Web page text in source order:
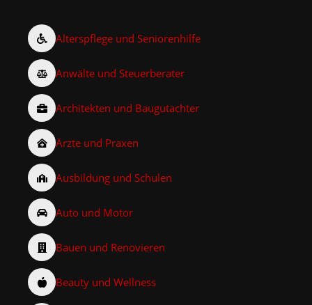
Alterspflege und Seniorenhilfe
Anwälte und Steuerberater
Architekten und Baugutachter
Ärzte und Praxen
Ausbildung und Schulen
Auto und Motor
Bauen und Renovieren
Beauty und Wellness